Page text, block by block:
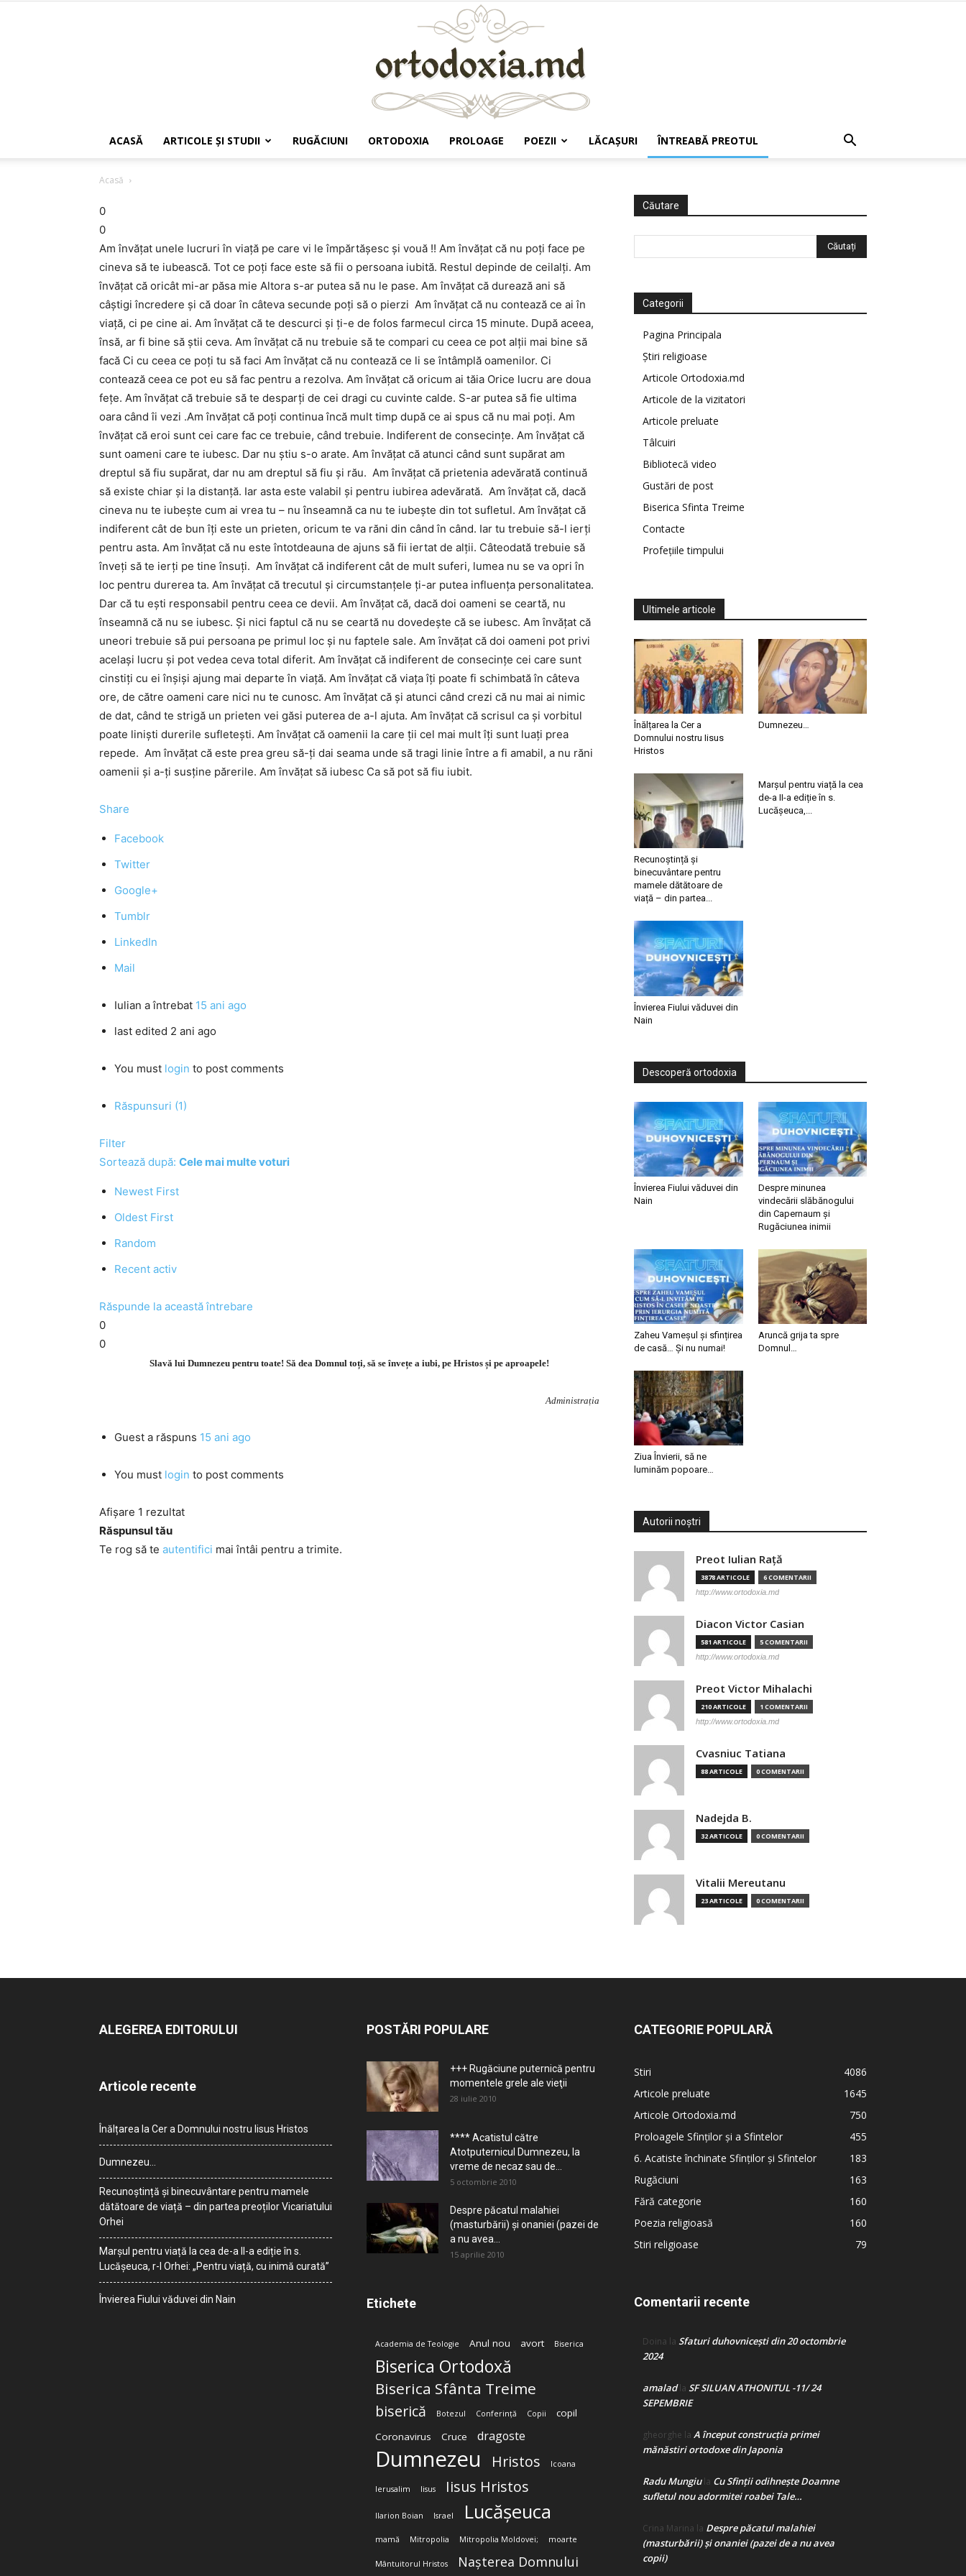
ACASĂ ARTICOLE ŞI STUDII RUGĂCIUNI ORTODOXIA PROLOAGE POEZII LĂCAŞURI ÎNTREABĂ PREOTUL
Acasă
0
0
Am învăţat unele lucruri în viaţă pe care vi le împărtăşesc şi vouă !! Am învăţat că nu poţi face pe
cineva să te iubească. Tot ce poţi face este să fii o persoana iubită. Restul depinde de ceilalţi. Am
învăţat că oricât mi-ar păsa mie Altora s-ar putea să nu le pase. Am învăţat că durează ani să
câştigi încredere şi că doar în câteva secunde poţi să o pierzi Am învăţat că nu contează ce ai în
viaţă, ci pe cine ai. Am învăţat că te descurci şi ţi-e de folos farmecul circa 15 minute. După aceea,
însă, ar fi bine să ştii ceva. Am învăţat că nu trebuie să te compari cu ceea ce pot alţii mai bine să
facă Ci cu ceea ce poţi tu să faci Am învăţat că nu contează ce li se întâmplă oamenilor. Ci
contează ceea ce pot eu să fac pentru a rezolva. Am învăţat că oricum ai tăia Orice lucru are doua
feţe. Am învăţat că trebuie să te desparţi de cei dragi cu cuvinte calde. S-ar putea să fie ultima
oara când îi vezi .Am învăţat că poţi continua încă mult timp după ce ai spus că nu mai poţi. Am
învăţat că eroi sunt cei care fac ce trebuie, când trebuie. Indiferent de consecinţe. Am învăţat că
sunt oameni care te iubesc. Dar nu ştiu s-o arate. Am învăţat că atunci când sunt supărat am
dreptul să fiu supărat, dar nu am dreptul să fiu şi rău. Am învăţat că prietenia adevărată continuă
să existe chiar şi la distanţă. Iar asta este valabil şi pentru iubirea adevărată. Am învăţat că, dacă
cineva nu te iubeşte cum ai vrea tu – nu înseamnă ca nu te iubeşte din tot sufletul. Am învăţat că
indiferent cât de bun îţi este un prieten, oricum te va răni din când în când. Iar tu trebuie să-l ierţi
pentru asta. Am învăţat că nu este întotdeauna de ajuns să fii iertat de alţii. Câteodată trebuie să
înveţi să te ierţi pe tine însuţi. Am învăţat că indiferent cât de mult suferi, lumea nu se va opri în
loc pentru durerea ta. Am învăţat că trecutul şi circumstanţele ţi-ar putea influenţa personalitatea.
Dar că tu eşti responsabil pentru ceea ce devii. Am învăţat că, dacă doi oameni se ceartă, nu
înseamnă că nu se iubesc. Şi nici faptul că nu se ceartă nu dovedeşte că se iubesc. Am învăţat că
uneori trebuie să pui persoana pe primul loc şi nu faptele sale. Am învăţat că doi oameni pot privi
acelaşi lucru şi pot vedea ceva total diferit. Am învăţat că indiferent de consecinţe cei care sunt
cinstiţi cu ei înşişi ajung mai departe în viaţă. Am învăţat că viaţa îţi poate fi schimbată în câteva
ore, de către oameni care nici nu te cunosc. Am învăţat că şi atunci când crezi că nu mai ai nimic
de dat, când te strigă un prieten vei găsi puterea de a-l ajuta. Am învăţat că scrisul ca şi vorbitul
poate linişti durerile sufleteşti. Am învăţat că oamenii la care ţii cel mai mult îţi sunt luaţi prea
repede. Am învăţat că este prea greu să-ţi dai seama unde să tragi linie între a fi amabil, a nu răni
oamenii şi a-ţi susţine părerile. Am învăţat să iubesc Ca să pot să fiu iubit.
Share
Facebook
Twitter
Google+
Tumblr
LinkedIn
Mail
Iulian a întrebat 15 ani ago
last edited 2 ani ago
You must login to post comments
Răspunsuri (1)
Filter
Sortează după: Cele mai multe voturi
Newest First
Oldest First
Random
Recent activ
Răspunde la această întrebare
0
0
Slavă lui Dumnezeu pentru toate! Să dea Domnul toți, să se învețe a iubi, pe Hristos și pe aproapele!
Administrația
Guest a răspuns 15 ani ago
You must login to post comments
Afișare 1 rezultat
Răspunsul tău
Te rog să te autentifici mai întâi pentru a trimite.
Căutare
Categorii
Pagina Principala
Știri religioase
Articole Ortodoxia.md
Articole de la vizitatori
Articole preluate
Tâlcuiri
Bibliotecă video
Gustări de post
Biserica Sfinta Treime
Contacte
Profețiile timpului
Ultimele articole
Înălțarea la Cer a
Domnului nostru Iisus
Hristos
Dumnezeu…
Recunoștință și
binecuvântare pentru
mamele dătătoare de
viață – din partea...
Marșul pentru viață la cea
de-a II-a ediție în s.
Lucășeuca,...
Învierea Fiului văduvei din
Nain
Descoperă ortodoxia
Învierea Fiului văduvei din
Nain
Despre minunea
vindecării slăbănogului
din Capernaum și
Rugăciunea inimii
Zaheu Vameșul și sfințirea
de casă… Și nu numai!
Aruncă grija ta spre
Domnul…
Ziua Învierii, să ne
luminăm popoare…
Autorii noștri
Preot Iulian Raţă
3878 ARTICOLE 6 COMENTARII
http://www.ortodoxia.md
Diacon Victor Casian
581 ARTICOLE 5 COMENTARII
http://www.ortodoxia.md
Preot Victor Mihalachi
210 ARTICOLE 1 COMENTARII
http://www.ortodoxia.md
Cvasniuc Tatiana
88 ARTICOLE 0 COMENTARII
Nadejda B.
32 ARTICOLE 0 COMENTARII
Vitalii Mereutanu
23 ARTICOLE 0 COMENTARII
ALEGEREA EDITORULUI
Articole recente
Înălțarea la Cer a Domnului nostru Iisus Hristos
Dumnezeu…
Recunoștință și binecuvântare pentru mamele
dătătoare de viață – din partea preoților Vicariatului
Orhei
Marșul pentru viață la cea de-a II-a ediție în s.
Lucășeuca, r-l Orhei: „Pentru viață, cu inimă curată”
Învierea Fiului văduvei din Nain
POSTĂRI POPULARE
+++ Rugăciune puternică pentru
momentele grele ale vieţii
28 iulie 2010
**** Acatistul către
Atotputernicul Dumnezeu, la
vreme de necaz sau de...
5 octombrie 2010
Despre păcatul malahiei
(masturbării) şi onaniei (pazei de
a nu avea...
15 aprilie 2010
Etichete
Academia de Teologie Anul nou avort Biserica
Biserica Ortodoxă
Biserica Sfânta Treime
biserică Botezul Conferință Copii
copil
Coronavirus
Cruce dragoste
Dumnezeu Hristos Icoana
Ierusalim Iisus Iisus Hristos
Ilarion Boian Israel Lucășeuca
mamă Mitropolia Mitropolia Moldovei; moarte
Mântuitorul Hristos Nașterea Domnului
CATEGORIE POPULARĂ
Stiri
4086
Articole preluate
1645
Articole Ortodoxia.md
750
Proloagele Sfinților și a Sfintelor
455
6. Acatiste închinate Sfinților și Sfintelor
183
Rugăciuni
163
Fără categorie
160
Poezia religioasă
160
Stiri religioase
79
Comentarii recente
Doina la Sfaturi duhovnicești din 20 octombrie
2024
amaladla SF SILUAN ATHONITUL -11/ 24
SEPEMBRIE
gheorghe la A început construcţia primei
mănăstiri ortodoxe din Japonia
Radu Mungiula Cu Sfinții odihnește Doamne
sufletul nou adormitei roabei Tale…
Crina Marina la Despre păcatul malahiei
(masturbării) şi onaniei (pazei de a nu avea
copii)